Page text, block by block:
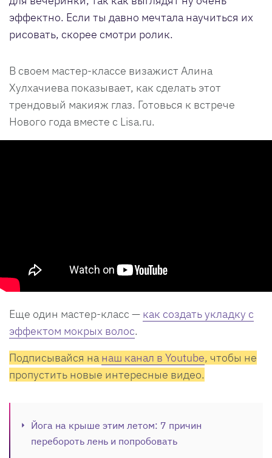
эффектно. Если ты давно мечтала научиться их
рисовать, скорее смотри ролик.
В своем мастер-классе визажист Алина
Хулхачиева показывает, как сделать этот
трендовый макияж глаз. Готовься к встрече
Нового года вместе с Lisa.ru.
Еще один мастер-класс — как создать укладку с
эффектом мокрых волос.
Подписывайся на наш канал в Youtube, чтобы не
пропустить новые интересные видео.
Йога на крыше этим летом: 7 причин
перебороть лень и попробовать